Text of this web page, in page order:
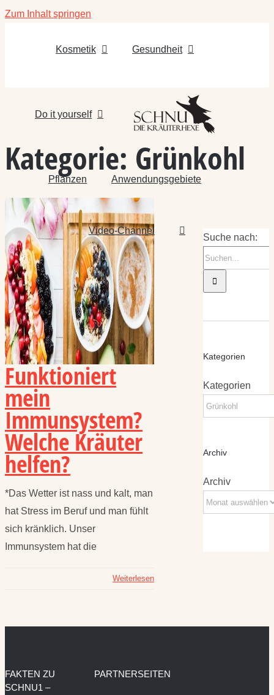
Zum Inhalt springen
Kosmetik Gesundheit
Do it yourself
Pflanzen Anwendungsgebiete
Video-Channel
Kategorie: Grünkohl
Funktioniert
mein
Immunsystem?
Welche Kräuter
helfen?
*Das Wetter ist nass und kalt, man
hat Stress im Beruf und man fühlt
sich kränklich. Unser
Immunsystem hat die
Weiterlesen
Suche nach:
Kategorien
Kategorien
Archiv
Archiv
FAKTEN ZU
SCHNU1 –
PARTNERSEITEN